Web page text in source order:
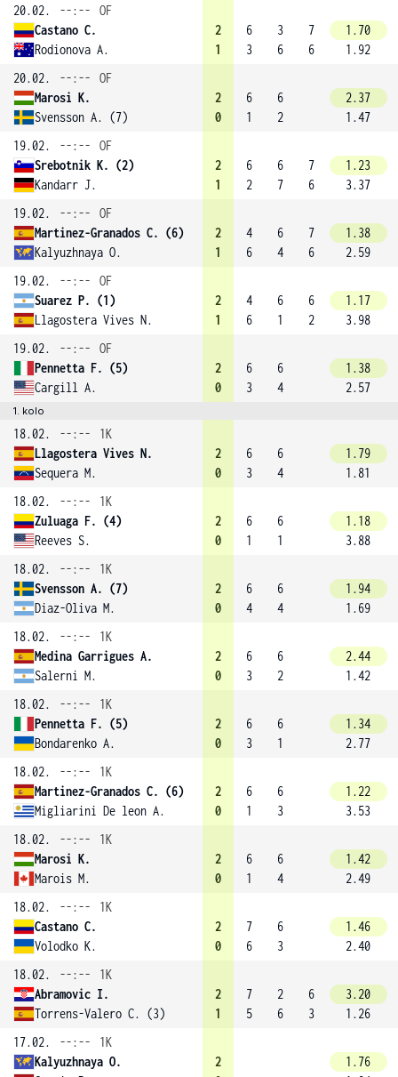
20.02.
--:--
OF
Castano C.
Rodionova A.
2
1
6
3
3
6
7
6
1.70
1.92
20.02.
--:--
OF
Marosi K.
Svensson A. (7)
2
0
6
1
6
2
2.37
1.47
19.02.
--:--
OF
Srebotnik K. (2)
Kandarr J.
2
1
6
2
6
7
7
6
1.23
3.37
19.02.
--:--
OF
Martinez-Granados C. (6)
Kalyuzhnaya O.
2
1
4
6
6
4
7
6
1.38
2.59
19.02.
--:--
OF
Suarez P. (1)
Llagostera Vives N.
2
1
4
6
6
1
6
2
1.17
3.98
19.02.
--:--
OF
Pennetta F. (5)
Cargill A.
2
0
6
3
6
4
1.38
2.57
1. kolo
18.02. --:--
1K
Llagostera Vives N.
Sequera M.
2
0
6
3
6
4
1.79
1.81
18.02.
--:--
1K
Zuluaga F. (4)
Reeves S.
2
0
6
1
6
1
1.18
3.88
18.02.
--:--
1K
Svensson A. (7)
Diaz-Oliva M.
2
0
6
4
6
4
1.94
1.69
18.02.
--:--
1K
Medina Garrigues A.
Salerni M.
2
0
6
3
6
2
2.44
1.42
18.02.
--:--
1K
Pennetta F. (5)
Bondarenko A.
2
0
6
3
6
1
1.34
2.77
18.02.
--:--
1K
Martinez-Granados C. (6)
Migliarini De leon A.
2
0
6
1
6
3
1.22
3.53
18.02.
--:--
1K
Marosi K.
Marois M.
2
0
6
1
6
4
1.42
2.49
18.02.
--:--
1K
Castano C.
Volodko K.
2
0
7
6
6
3
1.46
2.40
18.02.
--:--
1K
Abramovic I.
Torrens-Valero C. (3)
2
1
7
5
2
6
6
3
3.20
1.26
17.02.
--:--
1K
Kalyuzhnaya O.
2
1.76